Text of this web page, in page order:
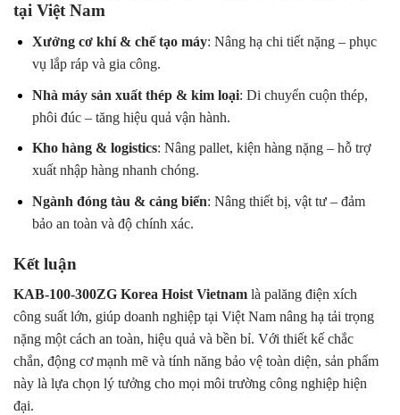
tại Việt Nam
Xưởng cơ khí & chế tạo máy: Nâng hạ chi tiết nặng – phục
vụ lắp ráp và gia công.
Nhà máy sản xuất thép & kim loại: Di chuyển cuộn thép,
phôi đúc – tăng hiệu quả vận hành.
Kho hàng & logistics: Nâng pallet, kiện hàng nặng – hỗ trợ
xuất nhập hàng nhanh chóng.
Ngành đóng tàu & cảng biển: Nâng thiết bị, vật tư – đảm
bảo an toàn và độ chính xác.
Kết luận
KAB-100-300ZG Korea Hoist Vietnam là palăng điện xích
công suất lớn, giúp doanh nghiệp tại Việt Nam nâng hạ tải trọng
nặng một cách an toàn, hiệu quả và bền bỉ. Với thiết kế chắc
chắn, động cơ mạnh mẽ và tính năng bảo vệ toàn diện, sản phẩm
này là lựa chọn lý tưởng cho mọi môi trường công nghiệp hiện
đại.